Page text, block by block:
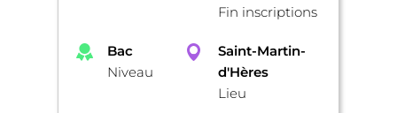
Fin inscriptions
Bac
Niveau
Saint-Martin-
d'Hères
Lieu